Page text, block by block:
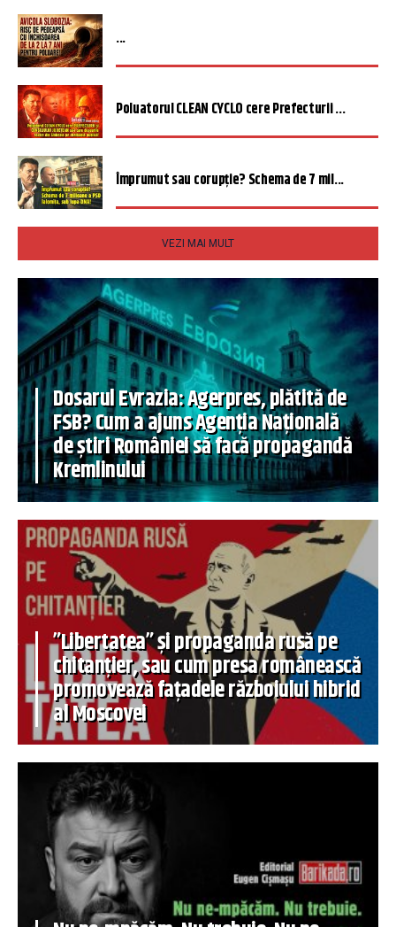
...
Poluatorul CLEAN CYCLO cere Prefecturii ...
Împrumut sau corupție? Schema de 7 mil...
VEZI MAI MULT
Dosarul Evrazia: Agerpres, plătită de
FSB? Cum a ajuns Agenția Națională
de știri României să facă propagandă
Kremlinului
”Libertatea” și propaganda rusă pe
chitanțier, sau cum presa românească
promovează fațadele războiului hibrid
al Moscovei